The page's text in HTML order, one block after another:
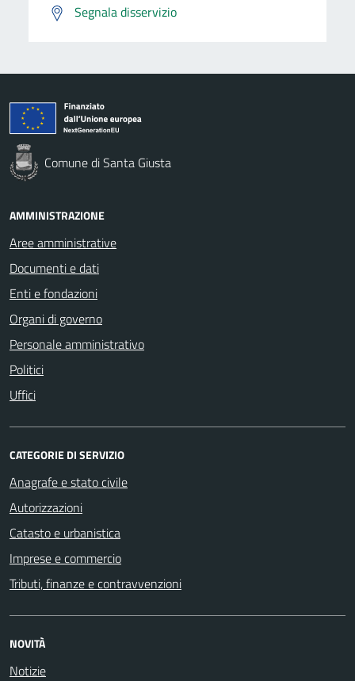
Segnala disservizio
Comune di Santa Giusta
AMMINISTRAZIONE
Aree amministrative
Documenti e dati
Enti e fondazioni
Organi di governo
Personale amministrativo
Politici
Uffici
CATEGORIE DI SERVIZIO
Anagrafe e stato civile
Autorizzazioni
Catasto e urbanistica
Imprese e commercio
Tributi, finanze e contravvenzioni
NOVITÀ
Notizie